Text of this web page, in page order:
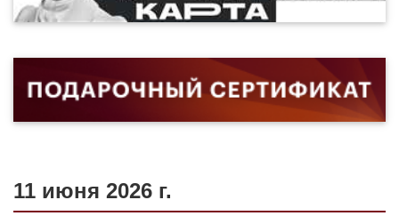
11 июня 2026 г.